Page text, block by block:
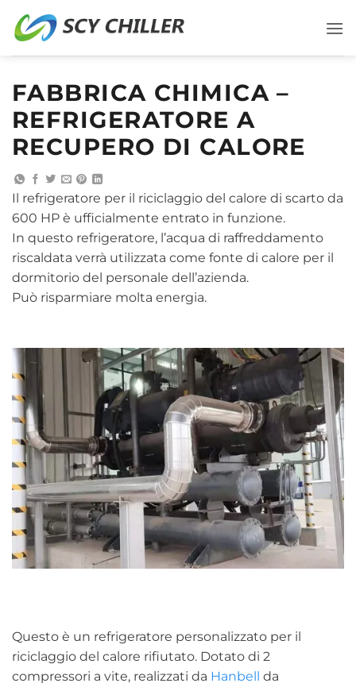
FABBRICA CHIMICA –
REFRIGERATORE A
RECUPERO DI CALORE
Il refrigeratore per il riciclaggio del calore di scarto da
600 HP è ufficialmente entrato in funzione.
In questo refrigeratore, l’acqua di raffreddamento
riscaldata verrà utilizzata come fonte di calore per il
dormitorio del personale dell’azienda.
Può risparmiare molta energia.
Questo è un refrigeratore personalizzato per il
riciclaggio del calore rifiutato. Dotato di 2
compressori a vite, realizzati da Hanbell da